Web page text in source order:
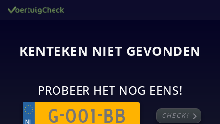
KENTEKEN NIET GEVONDEN
PROBEER HET NOG EENS!
CHECK! chevron_right